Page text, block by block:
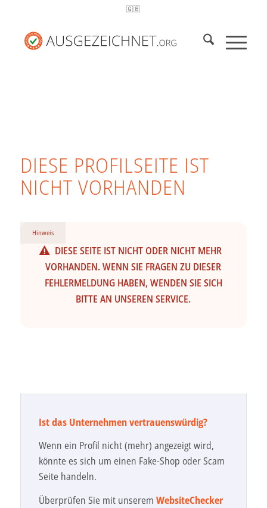
🇬🇧
DIESE PROFILSEITE IST
NICHT VORHANDEN
Hinweis
DIESE SEITE IST NICHT ODER NICHT MEHR
VORHANDEN. WENN SIE FRAGEN ZU DIESER
FEHLERMELDUNG HABEN, WENDEN SIE SICH
BITTE AN UNSEREN SERVICE.
Ist das Unternehmen vertrauenswürdig?
Wenn ein Profil nicht (mehr) angezeigt wird,
könnte es sich um einen Fake-Shop oder Scam
Seite handeln.
Überprüfen Sie mit unserem WebsiteChecker